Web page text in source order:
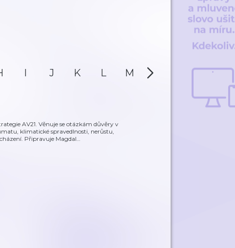
I J K L M N P
AV21. Věnuje se otázkám důvěry v
klimatické spravedlnosti, nerůstu,
Připravuje Magdal…